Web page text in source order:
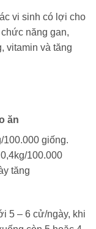
vi sinh có lợi cho
năng gan,
vitamin và tăng
ăn
100.000 giống.
100.000
tăng
5 – 6 cử/ngày, khi